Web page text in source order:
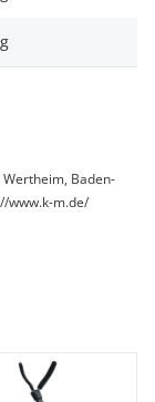
Wertheim, Baden-
www.k-m.de/